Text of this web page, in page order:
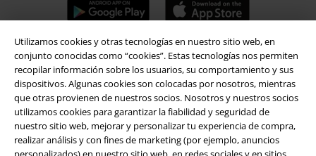
Utilizamos cookies y otras tecnologías en nuestro sitio web, en
conjunto conocidas como “cookies”. Estas tecnologías nos permiten
recopilar información sobre los usuarios, su comportamiento y sus
dispositivos. Algunas cookies son colocadas por nosotros, mientras
que otras provienen de nuestros socios. Nosotros y nuestros socios
utilizamos cookies para garantizar la fiabilidad y seguridad de
nuestro sitio web, mejorar y personalizar tu experiencia de compra,
realizar análisis y con fines de marketing (por ejemplo, anuncios
A Warner Music Group Company